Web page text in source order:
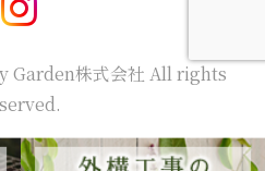
Garden株式会社 All rights